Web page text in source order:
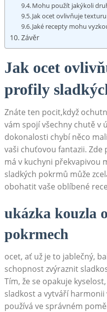
Mohu použít jakýkoli
Jak ocet ovlivňuje‌
Jaké recepty mohu
Závěr
Jak ocet‍
profily
Znáte ten pocit,když
vám spojí všechny chutě v
dokonalosti chybí něco
vaši chuťovou‍ fantazii. Zde
má v ⁤kuchyni překvapivou
sladkých pokrmů může
obohatit vaše oblíbené
ukázka kouzla
pokrmech
ocet, ať už‌ je to jablečný,
schopnost zvýraznit
⁣Tím, že se opakuje
sladkost a vytváří
používá ve správném